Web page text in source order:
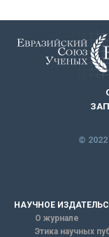
©
НАУЧНОЕ
О журнале
Этика научных